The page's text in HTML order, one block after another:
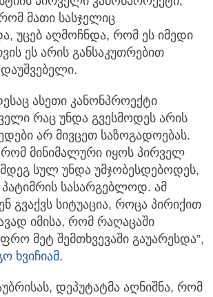
მათი სასჯელიც
უცებ აღმოჩნდა, რომ ეს იმედი
ეს არის განსაკუთრებით
ასეთი კანონპროექტი
რაც უნდა გვესმოდეს არის
არ მივცეთ საზოგადოებას.
რომ მინიმალური იყოს პირველ
სულ უნდა უმჯობესდებოდეს,
პატიმრის სასარგებლოდ. ამ
გვაქვს სიტუაცია, როცა პირიქით
იმისა, რომ რაღაცაში
მეტ შემთხვევაში გაუარესდა”,
ხვიჩიამ.
დეპუტატმა აღნიშნა, რომ